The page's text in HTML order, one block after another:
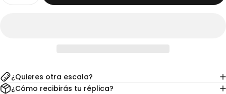
¿Quieres otra escala?
¿Cómo recibirás tu réplica?